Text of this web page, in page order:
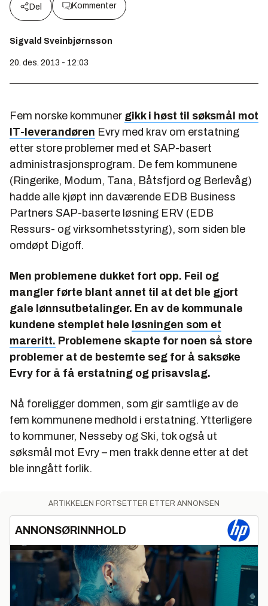
Del Kommenter
Sigvald Sveinbjørnsson
20. des. 2013 - 12:03
Fem norske kommuner gikk i høst til søksmål mot
IT-leverandøren Evry med krav om erstatning
etter store problemer med et SAP-basert
administrasjonsprogram. De fem kommunene
(Ringerike, Modum, Tana, Båtsfjord og Berlevåg)
hadde alle kjøpt inn daværende EDB Business
Partners SAP-baserte løsning ERV (EDB
Ressurs- og virksomhetsstyring), som siden ble
omdøpt Digoff.
Men problemene dukket fort opp. Feil og
mangler førte blant annet til at det ble gjort
gale lønnsutbetalinger. En av de kommunale
kundene stemplet hele løsningen som et
mareritt. Problemene skapte for noen så store
problemer at de bestemte seg for å saksøke
Evry for å få erstatning og prisavslag.
Nå foreligger dommen, som gir samtlige av de
fem kommunene medhold i erstatning. Ytterligere
to kommuner, Nesseby og Ski, tok også ut
søksmål mot Evry – men trakk denne etter at det
ble inngått forlik.
ARTIKKELEN FORTSETTER ETTER ANNONSEN
ANNONSØRINNHOLD